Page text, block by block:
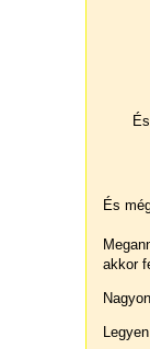
És
akkor